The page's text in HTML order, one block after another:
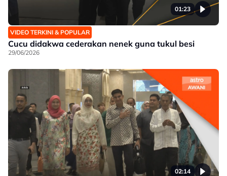
01:23
VIDEO TERKINI & POPULAR
Cucu didakwa cederakan nenek guna tukul besi
29/06/2026
02:14